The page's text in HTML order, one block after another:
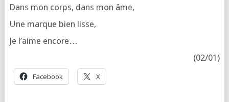
Dans mon corps, dans mon âme,
Une marque bien lisse,
Je l’aime encore…
(02/01)
Face­book X